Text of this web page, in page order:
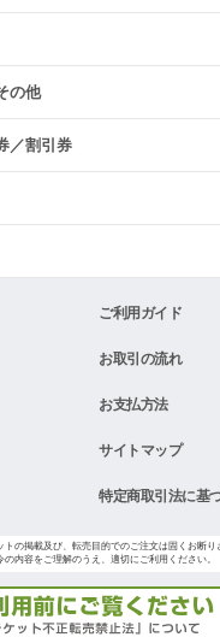
の他
／割引券
ご利用ガイド
お取引の流れ
お支払方法
サイトマップ
特定商取引法に基
の掲載及び、転売目的でのご注文は固くお断り
の内容をご理解のうえ、適切にご利用ください。